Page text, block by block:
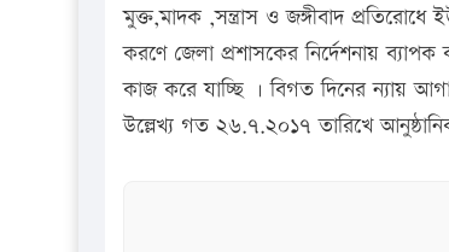
মুক্ত,মাদক ,সন্ত্রাস ও জঙ্গীবাদ
করণে জেলা প্রশাসকের নির্দেশনায়
কাজ করে যাচ্ছি । বিগত দিনের ন্যায়
উল্লেখ্য গত ২৬.৭.২০১৭ তারিখে